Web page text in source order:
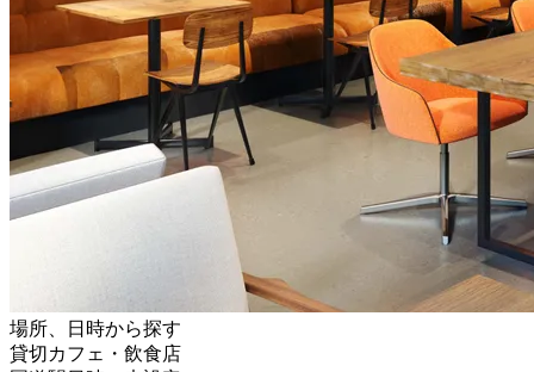
場所、日時から探す
貸切カフェ・飲食店